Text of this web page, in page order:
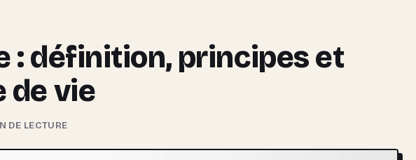
: définition, principes et
de vie
DE LECTURE